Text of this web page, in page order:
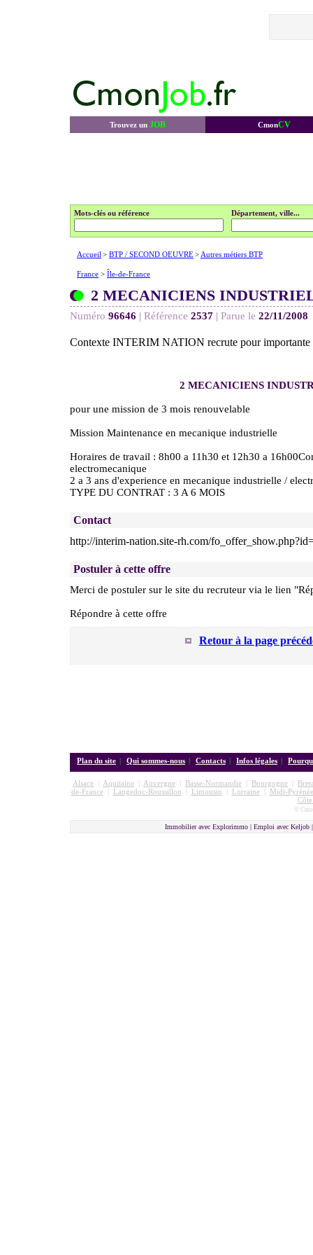
Trouvez un JOB CmonCV
Mots-clés ou référence Département, ville...
Accueil > BTP / SECOND OEUVRE> Autres métiers BTP
France > Île-de-France
2 MECANICIENS
Numéro 96646 | Référence 2537 | Parue le 22/11/2008
Contexte INTERIM NATION recrute pour importante
2 MECANICIENS
pour une mission de 3 mois renouvelable
Mission Maintenance en mecanique industrielle
Horaires de travail : 8h00 a 11h30 et 12h30 a
electromecanique
2 a 3 ans d'experience en mecanique industrielle /
TYPE DU CONTRAT : 3 A 6 MOIS
Contact
http://interim-nation.site-rh.com/
Postuler à cette offre
Merci de postuler sur le site du recruteur via le lien
Répondre à cette offre
Retour à la page
Plan du site | Qui sommes-nous | Contacts | Infos légales |
Alsace Aquitaine Auvergne Basse-Normandie Bourgogne
de-France| Langedoc-Roussillon Limousin Lorraine|
Midi-
©
Immobilier avec Explorimmo | Emploi avec Keljob